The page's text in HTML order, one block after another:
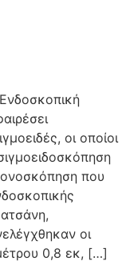
οι οποίοι
που
οι
0,8 εκ, […]